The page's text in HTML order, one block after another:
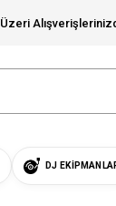
Üzeri
DJ